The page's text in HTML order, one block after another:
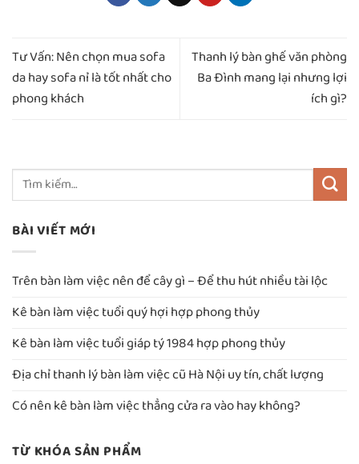
Tư Vấn: Nên chọn mua sofa
da hay sofa nỉ là tốt nhất cho
phong khách
Thanh lý bàn ghế văn phòng
Ba Đình mang lại nhưng lợi
ích gì?
BÀI VIẾT MỚI
Trên bàn làm việc nên để cây gì – Để thu hút nhiều tài lộc
Kê bàn làm việc tuổi quý hợi hợp phong thủy
Kê bàn làm việc tuổi giáp tý 1984 hợp phong thủy
Địa chỉ thanh lý bàn làm việc cũ Hà Nội uy tín, chất lượng
Có nên kê bàn làm việc thẳng cửa ra vào hay không?
TỪ KHÓA SẢN PHẨM